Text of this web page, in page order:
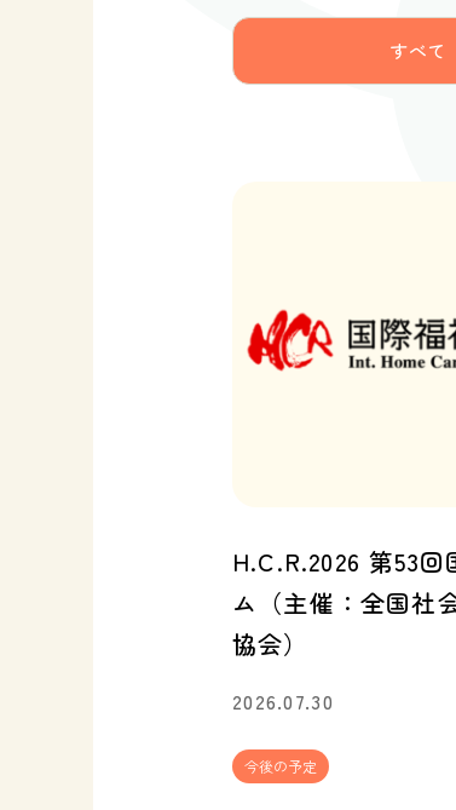
すべて
H.C.R.2026 第53
ム（主催：全国社
協会）
2026.07.30
今後の予定